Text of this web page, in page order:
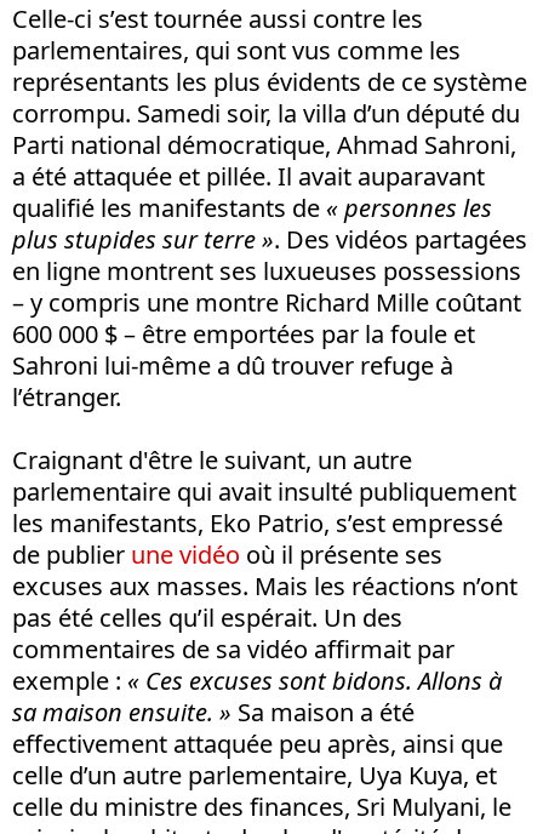
Celle-ci s’est tournée aussi contre les
parlementaires, qui sont vus comme les
représentants les plus évidents de ce système
corrompu. Samedi soir, la villa d’un député du
Parti national démocratique, Ahmad Sahroni,
a été attaquée et pillée. Il avait auparavant
qualifié les manifestants de « personnes les
plus stupides sur terre ». Des vidéos partagées
en ligne montrent ses luxueuses possessions
– y compris une montre Richard Mille coûtant
600 000 $ – être emportées par la foule et
Sahroni lui-même a dû trouver refuge à
l’étranger.
Craignant d'être le suivant, un autre
parlementaire qui avait insulté publiquement
les manifestants, Eko Patrio, s’est empressé
de publier une vidéo où il présente ses
excuses aux masses. Mais les réactions n’ont
pas été celles qu’il espérait. Un des
commentaires de sa vidéo affirmait par
exemple : « Ces excuses sont bidons. Allons à
sa maison ensuite. » Sa maison a été
effectivement attaquée peu après, ainsi que
celle d’un autre parlementaire, Uya Kuya, et
celle du ministre des finances, Sri Mulyani, le